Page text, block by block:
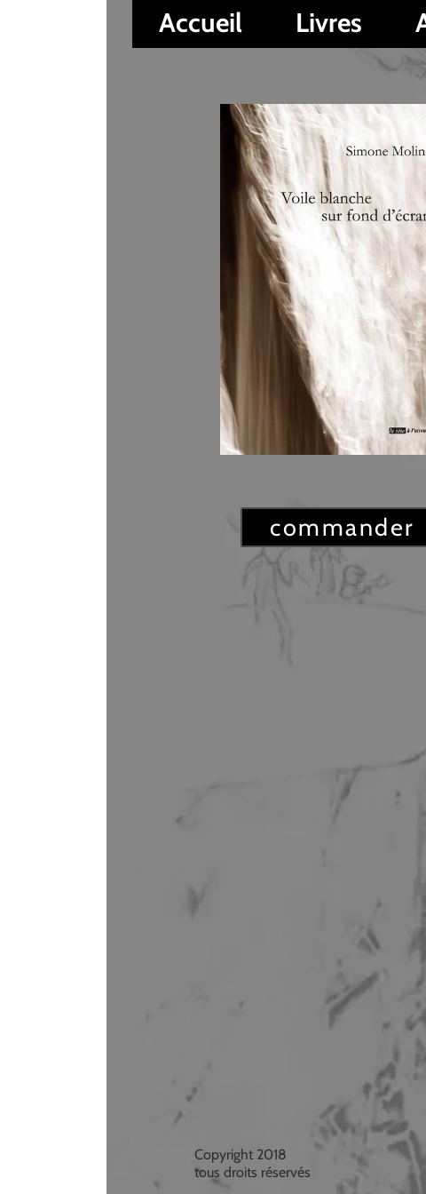
Livres Auteurs
tous droits réservés
commander